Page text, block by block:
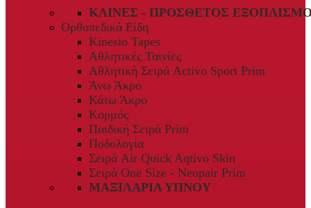
ΚΛΊΝΕΣ - ΠΡΌΣΘΕΤΟΣ
Ορθοπεδικά Είδη
Kinesio Tapes
Αθλητικές Ταινίες
Αθλητική Σειρά Activo Sport Prim
Άνω Άκρο
Κάτω Άκρο
Κορμός
Παιδική Σειρά Prim
Ποδολογία
Σειρά Air Quick Aqtivo Skin
Σειρά One Size - Neopair Prim
ΜΑΞΙΛΆΡΙΑ ΎΠΝΟΥ